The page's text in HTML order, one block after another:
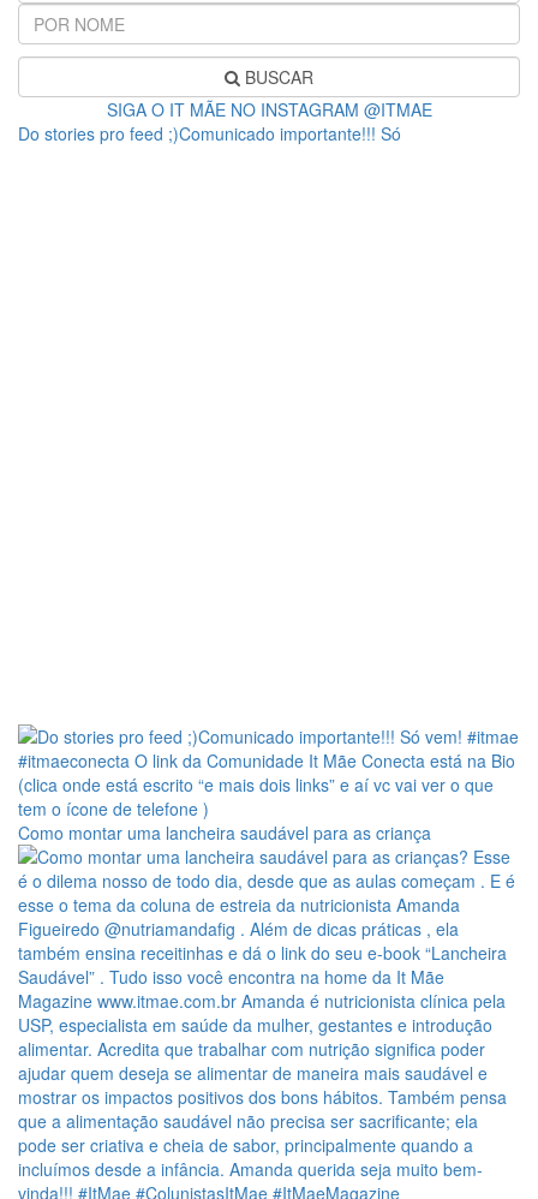
BUSCAR
SIGA O IT MÃE NO INSTAGRAM @ITMAE
Do stories pro feed ;)Comunicado importante!!! Só
Como montar uma lancheira saudável para as criança